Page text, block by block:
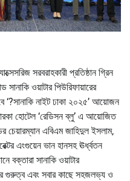
সরবরাহকারী প্রতিষ্ঠান গ্রিন
সানাকি ওয়াটার পিউরিফায়ারের
‘?সানাকি নাইট ঢাকা ২০২৫’ আয়োজন
হোটেল ‘রেডিসন ব্লু’ এ আয়োজিত
চেয়ারম্যান এবিএম জাহিদুল ইসলাম,
এংগুয়েন ভান হানসহ ঊর্ধ্বতন
বক্তারা সানাকি ওয়াটার
গুরুত্ব এবং সবার কাছে সহজলভ্য ও